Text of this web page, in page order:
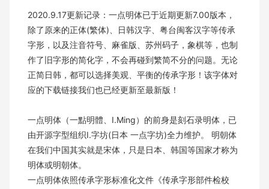
2020.9.17更新记录：一点明体已于近期更新7.00版本，
除了原来的正体(繁体)、日韩汉字、粤台闽客汉字等传承
字形，以及注音符号、麻雀版、苏州码子，象棋等，也制
作了旧字形的简化字，不会再碰到繁简不分的问题。无论
正简日韩，都可以选择美观、平衡的传承字形！该字体对
应的下载链接我们也已经更新至最新版！
一点明体（一點明體、I.Ming）的前身是刻石录明体，已
由开源字型组织I.字坊(日本 一点字坊)全力维护。 明朝体
在我们中国其实就是宋体，只是日本、韩国等国家才称为
明体或明朝体。
一点明体依照传承字形标准化文件《传承字形部件检校